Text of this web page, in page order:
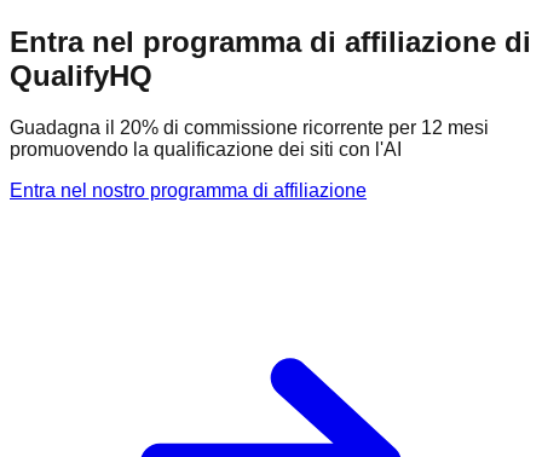
Entra nel programma di affiliazione di
QualifyHQ
Guadagna il 20% di commissione ricorrente per 12 mesi
promuovendo la qualificazione dei siti con l'AI
Entra nel nostro programma di affiliazione